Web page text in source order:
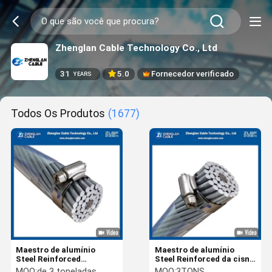
Zhenglan Cable Technology Co., Ltd
31 YEARS 5.0 Fornecedor verificado
Todos Os Produtos (1677)
Maestro de alumínio
Steel Reinforced
Overhead 185
Maestro de alumínio
Steel Reinforced da cisne
de ACSR 2,703